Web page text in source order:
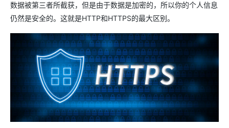
数据被第三者所截获，但是由于数据是加密的，所以你的个人信息
仍然是安全的。这就是HTTP和HTTPS的最大区别。